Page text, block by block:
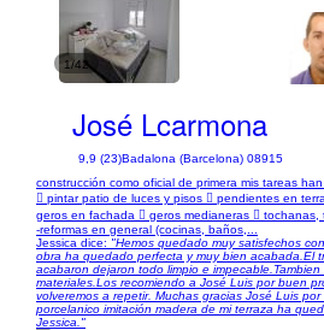
1/42
José Lcarmona
9,9 (23)Badalona (Barcelona) 08915
construcción como oficial de primera mis tareas
 pintar patio de luces y pisos  pendientes en
geros en fachada  geros medianeras  tochanas,
-reformas en general (cocinas, baños,...
Jessica dice: "Hemos quedado muy satisfechos
obra ha quedado perfecta y muy bien acabada.El
acabaron dejaron todo limpio e
materiales.Los recomiendo a José Luis por buen
volveremos a repetir. Muchas gracias José Luis
porcelanico imitación madera de mi terraza ha
Jessica."